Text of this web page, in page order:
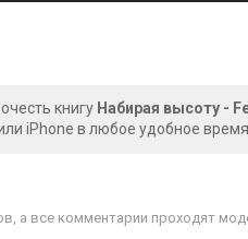
книгу Набирая высоту -
iPhone в любое удобное время.
а все комментарии проходят